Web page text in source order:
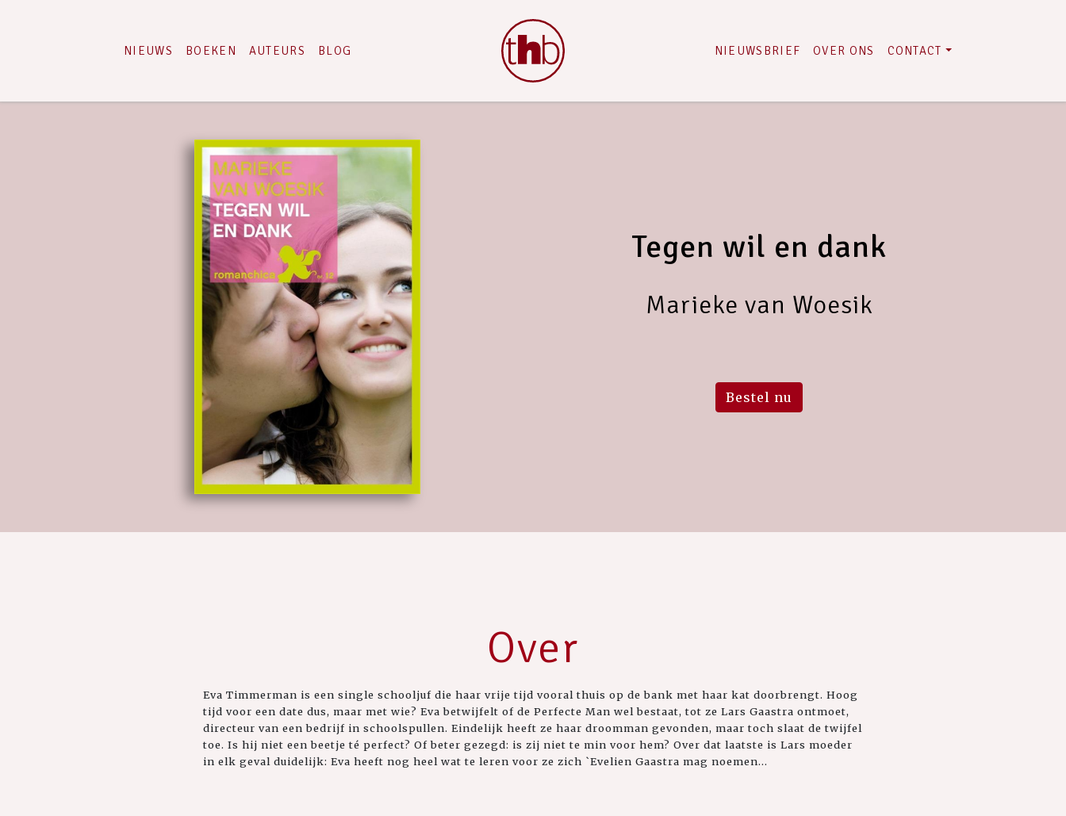
NIEUWS BOEKEN AUTEURS BLOG NIEUWSBRIEF OVER ONS CONTACT
Tegen wil en dank
Marieke van Woesik
Bestel nu
Over
Eva Timmerman is een single schooljuf die haar vrije tijd vooral thuis op de bank met haar kat doorbrengt. Hoog
tijd voor een date dus, maar met wie? Eva betwijfelt of de Perfecte Man wel bestaat, tot ze Lars Gaastra ontmoet,
directeur van een bedrijf in schoolspullen. Eindelijk heeft ze haar droomman gevonden, maar toch slaat de twijfel
toe. Is hij niet een beetje té perfect? Of beter gezegd: is zij niet te min voor hem? Over dat laatste is Lars moeder
in elk geval duidelijk: Eva heeft nog heel wat te leren voor ze zich `Evelien Gaastra mag noemen...